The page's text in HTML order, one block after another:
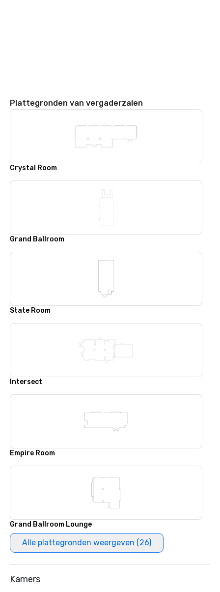
Plattegronden van vergaderzalen
Crystal Room
Grand Ballroom
State Room
Intersect
Empire Room
Grand Ballroom Lounge
Alle plattegronden weergeven (26)
Kamers